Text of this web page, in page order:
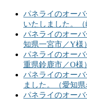
パネライのオー
いたしました。（
パネライのオー
知県一宮市／Y様）
パネライのオー
重県鈴鹿市／O様）
パネライのオー
ました。（愛知
パネライのオー